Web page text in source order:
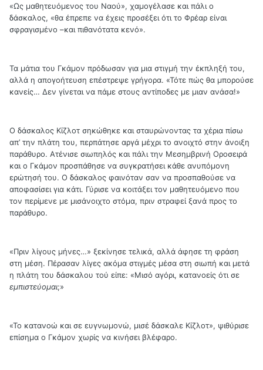
«Ως μαθητευόμενος του Ναού», χαμογέλασε και πάλι ο
δάσκαλος, «θα έπρεπε να έχεις προσέξει ότι το Φρέαρ είναι
σφραγισμένο –και πιθανότατα κενό».
Τα μάτια του Γκάμον πρόδωσαν για μια στιγμή την έκπληξή του,
αλλά η απογοήτευση επέστρεψε γρήγορα. «Τότε πώς θα μπορούσε
κανείς… Δεν γίνεται να πάμε στους αντίποδες με μιαν ανάσα!»
Ο δάσκαλος Κίζλοτ σηκώθηκε και σταυρώνοντας τα χέρια πίσω
απ’ την πλάτη του, περπάτησε αργά μέχρι το ανοιχτό στην άνοιξη
παράθυρο. Ατένισε σιωπηλός και πάλι την Μεσημβρινή Οροσειρά
και ο Γκάμον προσπάθησε να συγκρατήσει κάθε ανυπόμονη
ερώτησή του. Ο δάσκαλος φαινόταν σαν να προσπαθούσε να
αποφασίσει για κάτι. Γύρισε να κοιτάξει τον μαθητευόμενο που
τον περίμενε με μισάνοιχτο στόμα, πριν στραφεί ξανά προς το
παράθυρο.
«Πριν λίγους μήνες…» ξεκίνησε τελικά, αλλά άφησε τη φράση
στη μέση. Πέρασαν λίγες ακόμα στιγμές μέσα στη σιωπή και μετά
η πλάτη του δάσκαλου τού είπε: «Μισό αγόρι, κατανοείς ότι σε
εμπιστεύομαι;»
«Το κατανοώ και σε ευγνωμονώ, μισέ δάσκαλε Κίζλοτ», ψιθύρισε
επίσημα ο Γκάμον χωρίς να κινήσει βλέφαρο.